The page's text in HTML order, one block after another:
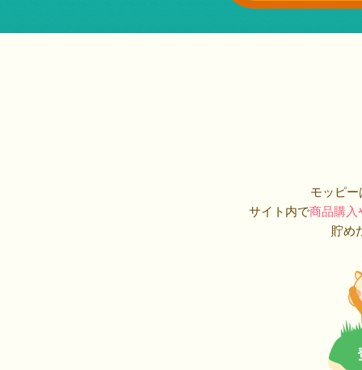
モッピ
サイト内で商品購入
貯め